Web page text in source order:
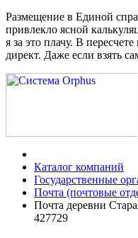
Размещение в Единой
привлекло ясной
я за это плачу. В
директ. Даже если взять
Каталог компаний
Государственные
Почта (почтовые
Почта деревни
427729